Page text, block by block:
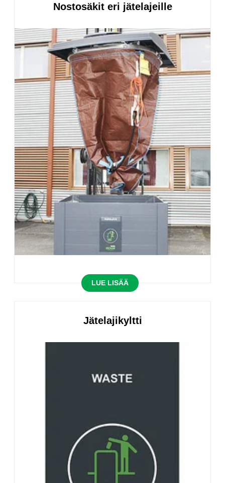
Nostosäkit eri jätelajeille
LUE LISÄÄ
Jätelajikyltti